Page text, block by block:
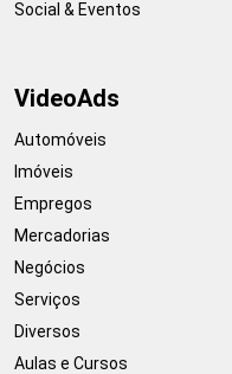
Social & Eventos
VideoAds
Automóveis
Imóveis
Empregos
Mercadorias
Negócios
Serviços
Diversos
Aulas e Cursos